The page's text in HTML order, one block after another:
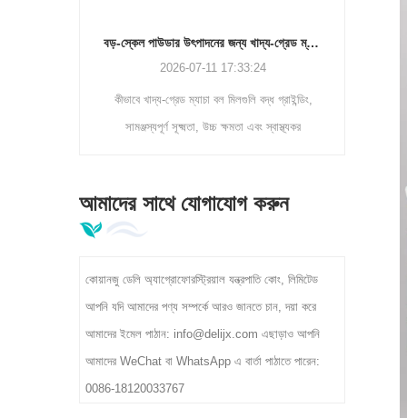
বড়-স্কেল পাউডার উৎপাদনের জন্য খাদ্য-গ্রেড ম্যাচা বল মিল
2026-07-11 17:33:24
কীভাবে খাদ্য-গ্রেড ম্যাচা বল মিলগুলি বদ্ধ গ্রাইন্ডিং,
সামঞ্জস্যপূর্ণ সূক্ষ্মতা, উচ্চ ক্ষমতা এবং স্বাস্থ্যকর
আমাদের সাথে যোগাযোগ করুন
কোয়ানজু ডেলি অ্যাগ্রোফোরস্ট্রিয়াল যন্ত্রপাতি কোং, লিমিটেড
আপনি যদি আমাদের পণ্য সম্পর্কে আরও জানতে চান, দয়া করে
আমাদের ইমেল পাঠান: info@delijx.com এছাড়াও আপনি
আমাদের WeChat বা WhatsApp এ বার্তা পাঠাতে পারেন:
0086-18120033767